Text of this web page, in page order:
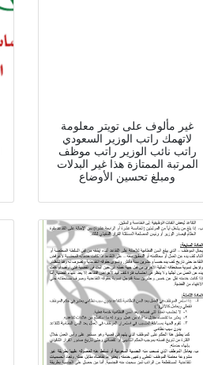
غير مألوف على تويتر معلومة
لاتهمك راتب الوزير السعودي
راتب نائب الوزير راتب موظف
المرتبة الممتازة هذا غير البدلات
ومبلغ تحسين الأوضاع